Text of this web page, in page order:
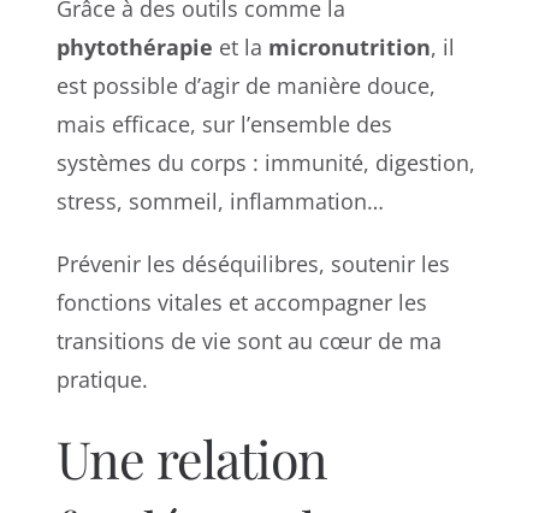
Grâce à des outils comme la
phytothérapie et la micronutrition, il
est possible d’agir de manière douce,
mais efficace, sur l’ensemble des
systèmes du corps : immunité, digestion,
stress, sommeil, inflammation…
Prévenir les déséquilibres, soutenir les
fonctions vitales et accompagner les
transitions de vie sont au cœur de ma
pratique.
Une relation